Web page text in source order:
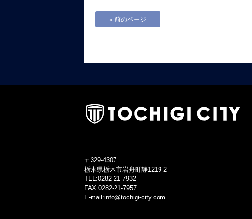
« 前のページ
〒329-4307
栃木県栃木市岩舟町静1219-2
TEL:0282-21-7932
FAX:0282-21-7957
E-mail:info@tochigi-city.com